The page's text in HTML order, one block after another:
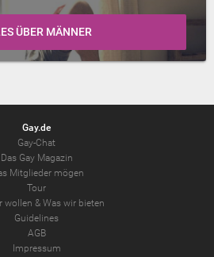
ÜBER MÄNNER
Gay.de
Gay-Chat
Das Gay Magazin
Mitglieder mögen
Tour
wollen & Was wir bieten
Guidelines
AGB
Impressum